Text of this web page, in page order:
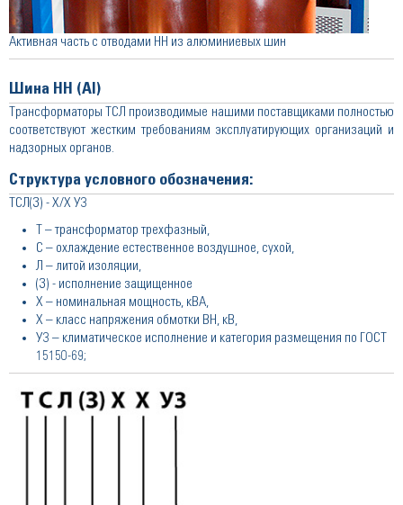
Активная часть с отводами НН из алюминиевых шин
Шина НН (Al)
Трансформаторы ТСЛ производимые нашими поставщиками полностью
соответствуют жестким требованиям эксплуатирующих организаций и
надзорных органов.
Структура условного обозначения:
ТСЛ(З) - Х/Х У3
Т – трансформатор трехфазный,
С – охлаждение естественное воздушное, сухой,
Л – литой изоляции,
(З) - исполнение защищенное
Х – номинальная мощность, кВА,
Х – класс напряжения обмотки ВН, кВ,
У3 – климатическое исполнение и категория размещения по ГОСТ
15150-69;